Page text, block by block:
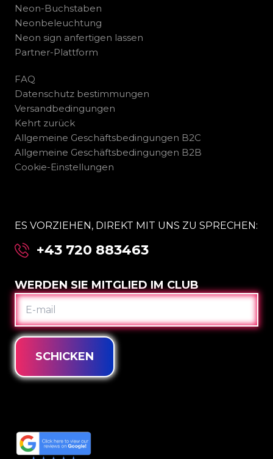
Neon-Buchstaben
Neonbeleuchtung
Neon sign anfertigen lassen
Partner-Plattform
FAQ
Datenschutz bestimmungen
Versandbedingungen
Kehrt zurück
Allgemeine Geschäftsbedingungen B2C
Allgemeine Geschäftsbedingungen B2B
Cookie-Einstellungen
ES VORZIEHEN, DIREKT MIT UNS ZU SPRECHEN:
+43 720 883463
WERDEN SIE MITGLIED IM CLUB
E-
MAIL
SCHICKEN